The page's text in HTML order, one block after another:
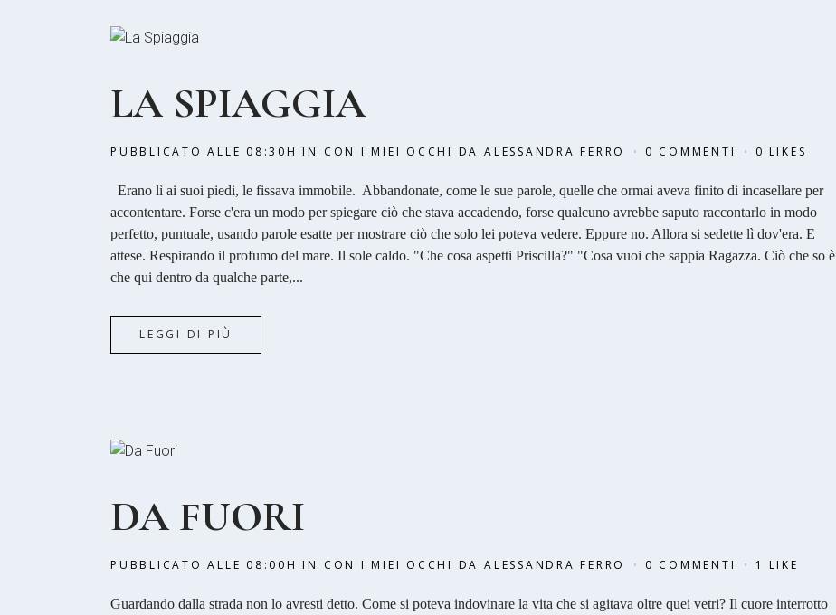
LA SPIAGGIA
PUBBLICATO ALLE 08:30H IN CON I MIEI OCCHI DA ALESSANDRA FERRO 0 COMMENTI 0 LIKES
Erano lì ai suoi piedi, le fissava immobile. Abbandonate, come le sue parole, quelle che ormai aveva finito di incasellare per
accontentare. Forse c'era un modo per spiegare ciò che stava accadendo, forse qualcuno avrebbe saputo raccontarlo in modo
perfetto, puntuale, usando parole esatte per mostrare ciò che solo lei poteva vedere. Eppure no. Allora si sedette lì dov'era. E
attese. Respirando il profumo del mare. Il sole caldo. "Che cosa aspetti Priscilla?" "Cosa vuoi che sappia Ragazza. Ciò che so è
che qui dentro da qualche parte,...
LEGGI DI PIÙ
DA FUORI
PUBBLICATO ALLE 08:00H IN CON I MIEI OCCHI DA ALESSANDRA FERRO 0 COMMENTI 1 LIKE
Guardando dalla strada non lo avresti detto. Come si poteva indovinare la vita che si agitava oltre quei vetri? Il cuore interrotto